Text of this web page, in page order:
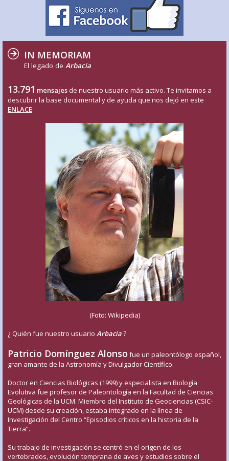
IN MEMORIAM
El legado de Arbacia
13.791 mensajes de nuestro usuario más activo. Te invitamos a
descubrir la base documental y de ayuda que nos dejó en este
ENLACE
(Foto: Wikipedia)
¿ Quién fue nuestro usuario Arbacia?
Patricio Domínguez Alonso fue un paleontólogo español,
gran amante de la Astronomía y Divulgador Científico.
Doctor en Ciencias Biológicas (1999) y especialista en Biología
Evolutiva fue profesor de Paleontología en la Facultad de Ciencias
Geológicas de la UCM. Miembro del Instituto de Geociencias (CSIC-
UCM) desde su creación, estaba integrado en la línea de
Investigación del Centro “Episodios críticos en la historia de la
Tierra”.
Su trabajo de investigación se centró en el origen de los
vertebrados, evolución temprana de aves y estudios sobre el